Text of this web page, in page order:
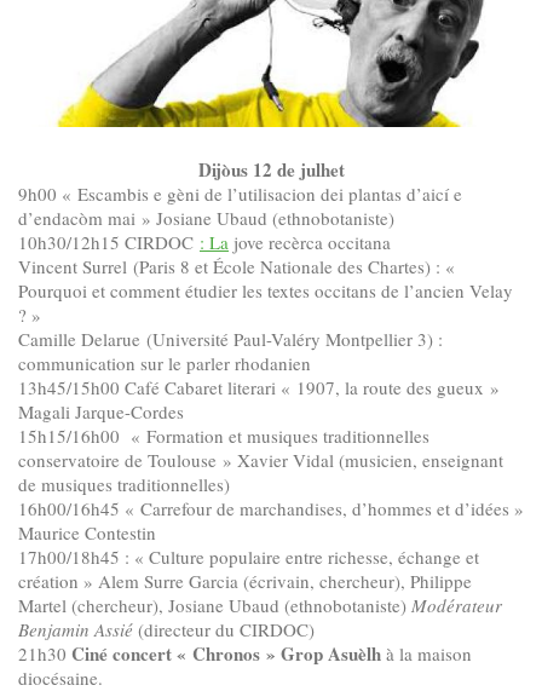
Dijòus 12 de julhet
9h00 « Escambis e gèni de l’utilisacion dei plantas d’aicí e
d’endacòm mai » Josiane Ubaud (ethnobotaniste)
10h30/12h15 CIRDOC : La jove recèrca occitana
Vincent Surrel (Paris 8 et École Nationale des Chartes) : «
Pourquoi et comment étudier les textes occitans de l’ancien Velay
? »
Camille Delarue (Université Paul-Valéry Montpellier 3) :
communication sur le parler rhodanien
13h45/15h00 Café Cabaret literari « 1907, la route des gueux »
Magali Jarque-Cordes
15h15/16h00 « Formation et musiques traditionnelles
conservatoire de Toulouse » Xavier Vidal (musicien, enseignant
de musiques traditionnelles)
16h00/16h45 « Carrefour de marchandises, d’hommes et d’idées »
Maurice Contestin
17h00/18h45 : « Culture populaire entre richesse, échange et
création » Alem Surre Garcia (écrivain, chercheur), Philippe
Martel (chercheur), Josiane Ubaud (ethnobotaniste) Modérateur
Benjamin Assié (directeur du CIRDOC)
21h30 Ciné concert « Chronos » Grop Asuèlh à la maison
diocésaine.